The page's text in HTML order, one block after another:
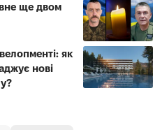
ще двом
як
нові